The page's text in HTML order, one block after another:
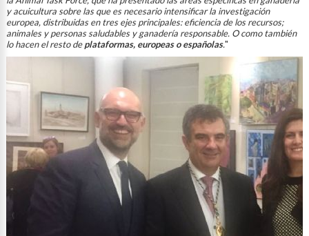
y acuicultura sobre las que es necesario intensificar la investigación
europea, distribuidas en tres ejes principales: eficiencia de los recursos;
animales y personas saludables y ganadería responsable. O como también
lo hacen el resto deplataformas, europeas o españolas."